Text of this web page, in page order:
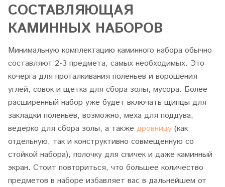
СОСТАВЛЯЮЩАЯ
КАМИННЫХ НАБОРОВ
Минимальную комплектацию каминного набора обычно
составляют 2-3 предмета, самых необходимых. Это
кочерга для проталкивания поленьев и ворошения
углей, совок и щетка для сбора золы, мусора. Более
расширенный набор уже будет включать щипцы для
закладки поленьев, возможно, меха для поддува,
ведерко для сбора золы, а также дровницу (как
отдельную, так и конструктивно совмещенную со
стойкой набора), полочку для спичек и даже каминный
экран. Стоит повториться, что большее количество
предметов в наборе избавляет вас в дальнейшем от